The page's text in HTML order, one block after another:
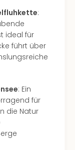
:
ideal für
führt über
: Ein
für
die Natur